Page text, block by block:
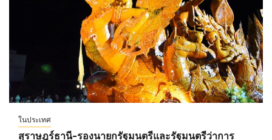
ในประเทศ
สุราษฎร์ธานี-รองนายกรัฐมนตรีและรัฐมนตรีว่าการ